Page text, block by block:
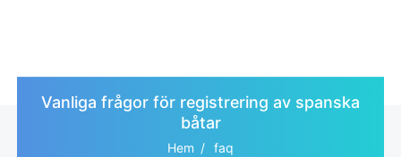
Vanliga frågor för registrering av spanska
båtar
Hem faq